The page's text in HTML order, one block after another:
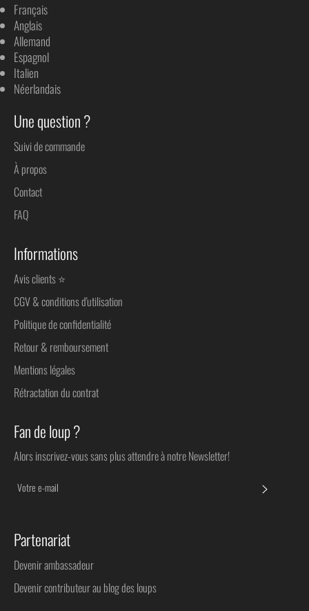
Français
Anglais
Allemand
Espagnol
Italien
Néerlandais
Une question ?
Suivi de commande
À propos
Contact
FAQ
Informations
Avis clients ⭐
CGV & conditions d'utilisation
Politique de confidentialité
Retour & remboursement
Mentions légales
Rétractation du contrat
Fan de loup ?
Alors inscrivez-vous sans plus attendre à notre Newsletter!
Partenariat
Devenir ambassadeur
Devenir contributeur au blog des loups